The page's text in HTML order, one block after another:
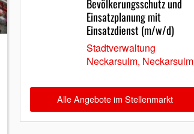
Bevölkerungsschutz und
Einsatzplanung mit
Einsatzdienst (m/w/d)
Stadtverwaltung
Neckarsulm, Neckarsulm
Alle Angebote im Stellenmarkt